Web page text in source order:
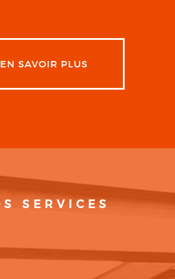
EN SAVOIR PLUS
SERVICES